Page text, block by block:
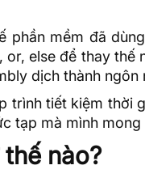
phần mềm đã
else để thay thế
dịch thành ngôn
trình tiết kiệm thời
tạp mà mình mong
nào?